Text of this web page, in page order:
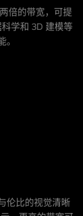
倍的带宽，可提
学和 3D 建模等
伦比的视觉清晰